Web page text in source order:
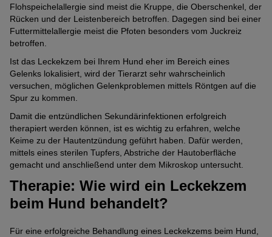
Flohspeichelallergie sind meist die Kruppe, die Oberschenkel, der
Rücken und der Leistenbereich betroffen. Dagegen sind bei einer
Futtermittelallergie meist die Pfoten besonders vom Juckreiz
betroffen.
Ist das Leckekzem bei Ihrem Hund eher im Bereich eines
Gelenks lokalisiert, wird der Tierarzt sehr wahrscheinlich
versuchen, möglichen Gelenkproblemen mittels Röntgen auf die
Spur zu kommen.
Damit die entzündlichen Sekundärinfektionen erfolgreich
therapiert werden können, ist es wichtig zu erfahren, welche
Keime zu der Hautentzündung geführt haben. Dafür werden,
mittels eines sterilen Tupfers, Abstriche der Hautoberfläche
gemacht und anschließend unter dem Mikroskop untersucht.
Therapie: Wie wird ein Leckekzem
beim Hund behandelt?
Für eine erfolgreiche Behandlung eines Leckekzems beim Hund,